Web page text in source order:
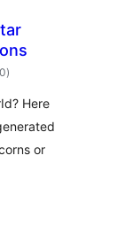
total
de
)
Here
or